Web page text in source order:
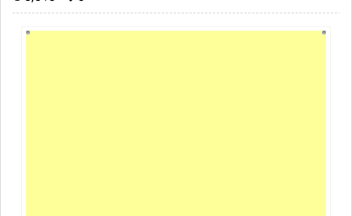
竭誠方獲實益論
挽回劫運護國救民正本清源論